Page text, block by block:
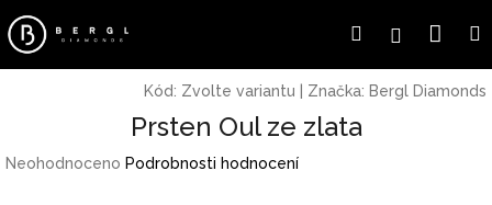
na
obsah
HledatPřihlášení
Kód: Zvolte variantu Značka: Bergl Diamonds
Prsten Oul ze zlata
Průměrné
Neohodnoceno Podrobnosti hodnocení